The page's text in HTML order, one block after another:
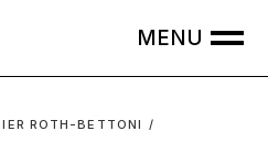
ROTH-BETTONI